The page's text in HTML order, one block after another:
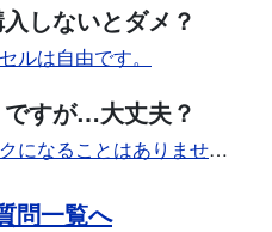
しないとダメ？
ルは自由です。
すが…大丈夫？
なることはありません。
問一覧へ